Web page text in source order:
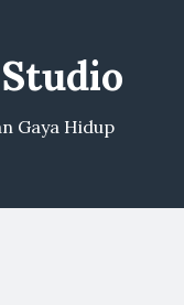
Gaya Hidup